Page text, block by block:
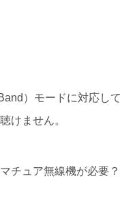
）モードに対応し
けません。
チュア無線機が必要